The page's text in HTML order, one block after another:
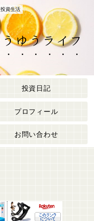
資生活
ゆうライフ
投資日記
プロフィール
お問い合わせ